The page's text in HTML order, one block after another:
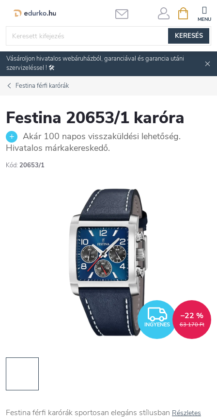
KERESÉS
KOSÁR
Vásároljon hivatalos webáruházból, garanciával és garancia utáni
szervizeléssel ! 🛠️
Festina férfi karórák
Festina 20653/1 karóra
Akár 100 napos visszaküldési lehetőség.
Hivatalos márkakereskedő.
Kód: 20653/1
INGYENES 63 170 Ft
–22 %
Festina férfi karórák sportosan elegáns stílusban Részletes